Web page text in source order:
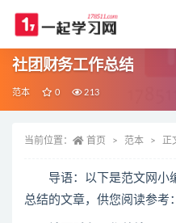
社团财务工作总结
范本 0 213
当前位置： 首页 范本 正
导语：以下是范文网小
总结的文章，供您阅读参考：